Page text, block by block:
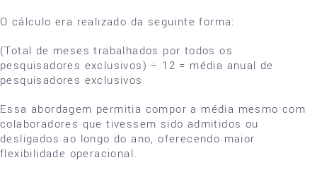
O cálculo era realizado da seguinte forma:
(Total de meses trabalhados por todos os
pesquisadores exclusivos) ÷ 12 = média anual de
pesquisadores exclusivos
Essa abordagem permitia compor a média mesmo com
colaboradores que tivessem sido admitidos ou
desligados ao longo do ano, oferecendo maior
flexibilidade operacional.